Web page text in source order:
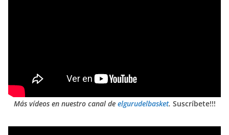
Más vídeos en nuestro canal de elgurudelbasket. Suscríbete!!!